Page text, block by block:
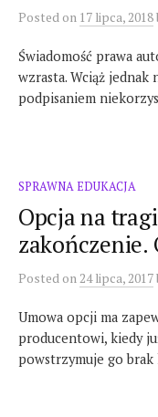
Posted on 17 lipca, 2018
Świadomość prawa
wzrasta. Wciąż
podpisaniem
SPRAWNA EDUKACJA
Opcja na
zakończenie.
Posted on24 lipca, 2017
Umowa opcji ma
producentowi, kiedy
powstrzymuje go brak